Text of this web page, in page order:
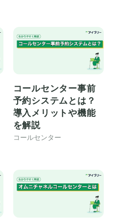
コールセンター事前
予約システムとは？
導入メリットや機能
を解説
コールセンター